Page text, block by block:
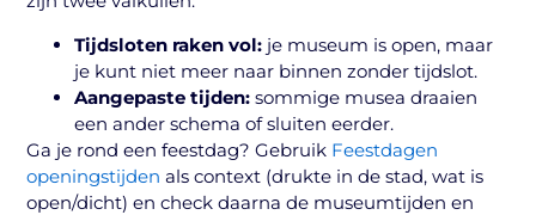
Tijdsloten raken vol: je museum is open, maar
je kunt niet meer naar binnen zonder tijdslot.
Aangepaste tijden: sommige musea draaien
een ander schema of sluiten eerder.
Ga je rond een feestdag? Gebruik Feestdagen
openingstijden als context (drukte in de stad, wat is
open/dicht) en check daarna de museumtijden en